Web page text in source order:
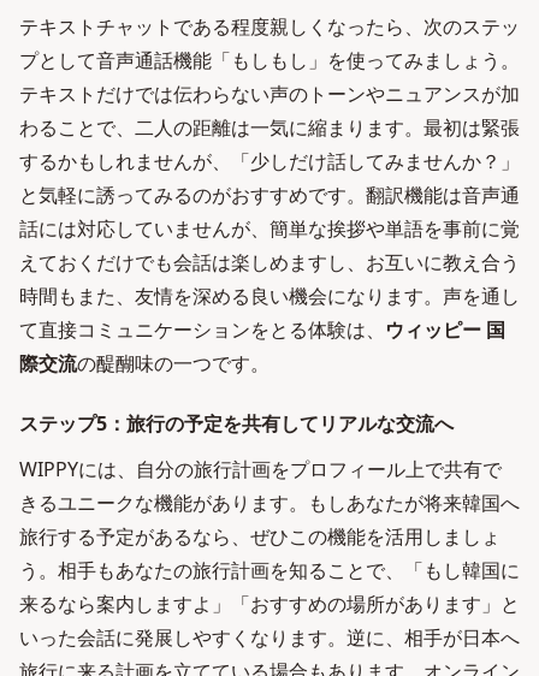
テキストチャットである程度親しくなったら、次のステッ
プとして音声通話機能「もしもし」を使ってみましょう。
テキストだけでは伝わらない声のトーンやニュアンスが加
わることで、二人の距離は一気に縮まります。最初は緊張
するかもしれませんが、「少しだけ話してみませんか？」
と気軽に誘ってみるのがおすすめです。翻訳機能は音声通
話には対応していませんが、簡単な挨拶や単語を事前に覚
えておくだけでも会話は楽しめますし、お互いに教え合う
時間もまた、友情を深める良い機会になります。声を通し
て直接コミュニケーションをとる体験は、 ウィッピー 国
際交流の醍醐味の一つです。
ステップ5：旅行の予定を共有してリアルな交流へ
WIPPYには、自分の旅行計画をプロフィール上で共有で
きるユニークな機能があります。もしあなたが将来韓国へ
旅行する予定があるなら、ぜひこの機能を活用しましょ
う。相手もあなたの旅行計画を知ることで、「もし韓国に
来るなら案内しますよ」「おすすめの場所があります」と
いった会話に発展しやすくなります。逆に、相手が日本へ